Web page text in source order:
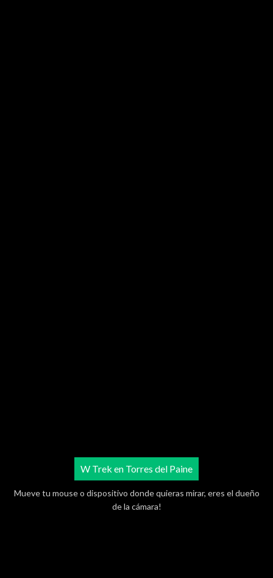
W Trek en Torres del Paine
Mueve tu mouse o dispositivo donde quieras mirar, eres el dueño
de la cámara!